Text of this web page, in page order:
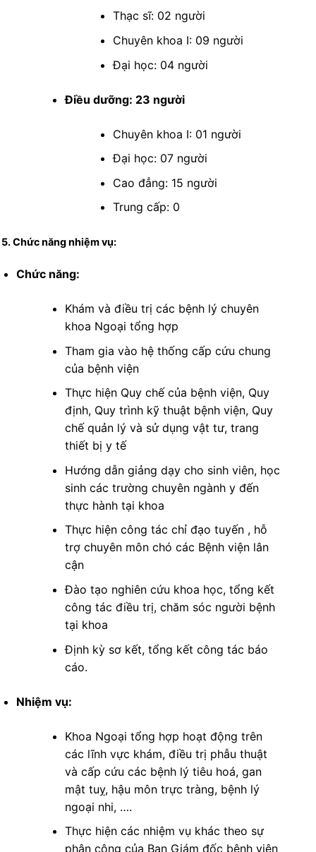
Thạc sĩ: 02 người
Chuyên khoa I: 09 người
Đại học: 04 người
Điều dưỡng: 23 người
Chuyên khoa I: 01 người
Đại học: 07 người
Cao đẳng: 15 người
Trung cấp: 0
5. Chức năng nhiệm vụ:
Chức năng:
Khám và điều trị các bệnh lý chuyên
khoa Ngoại tổng hợp
Tham gia vào hệ thống cấp cứu chung
của bệnh viện
Thực hiện Quy chế của bệnh viện, Quy
định, Quy trình kỹ thuật bệnh viện, Quy
chế quản lý và sử dụng vật tư, trang
thiết bị y tế
Hướng dẫn giảng dạy cho sinh viên, học
sinh các trường chuyên ngành y đến
thực hành tại khoa
Thực hiện công tác chỉ đạo tuyến , hỗ
trợ chuyên môn chó các Bệnh viện lân
cận
Đào tạo nghiên cứu khoa học, tổng kết
công tác điều trị, chăm sóc người bệnh
tại khoa
Định kỳ sơ kết, tổng kết công tác báo
cáo.
Nhiệm vụ:
Khoa Ngoại tổng hợp hoạt động trên
các lĩnh vực khám, điều trị phẫu thuật
và cấp cứu các bệnh lý tiêu hoá, gan
mật tuỵ, hậu môn trực tràng, bệnh lý
ngoại nhi, ….
Thực hiện các nhiệm vụ khác theo sự
phân công của Ban Giám đốc bệnh viện